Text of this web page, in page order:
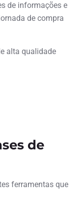
de informações e
de compra
alta qualidade
de
ferramentas que